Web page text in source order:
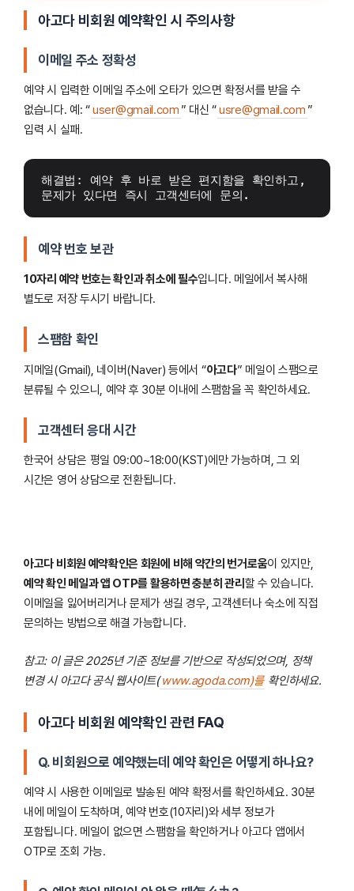
아고다 비회원 예약확인 시 주의사항
이메일 주소 정확성
예약 시 입력한 이메일 주소에 오타가 있으면 확정서를 받을 수
없습니다. 예: “user@gmail.com ” 대신 “usre@gmail.com ”
입력 시 실패.
해결법: 예약 후 바로 받은 편지함을 확인하고,
문제가 있다면 즉시 고객센터에 문의.
예약 번호 보관
10자리 예약 번호는 확인과 취소에 필수입니다. 메일에서 복사해
별도로 저장 두시기 바랍니다.
스팸함 확인
지메일(Gmail), 네이버(Naver) 등에서 “아고다” 메일이 스팸으로
분류될 수 있으니, 예약 후 30분 이내에 스팸함을 꼭 확인하세요.
고객센터 응대 시간
한국어 상담은 평일 09:00~18:00(KST)에만 가능하며, 그 외
시간은 영어 상담으로 전환됩니다.
아고다 비회원 예약확인은 회원에 비해 약간의 번거로움이 있지만,
예약 확인 메일과 앱 OTP를 활용하면 충분히 관리 할 수 있습니다.
이메일을 잃어버리거나 문제가 생길 경우, 고객센터나 숙소에 직접
문의하는 방법으로 해결 가능합니다.
참고: 이 글은 2025년 기준 정보를 기반으로 작성되었으며, 정책
변경 시 아고다 공식 웹사이트(www.agoda.com)를 확인하세요.
아고다 비회원 예약확인 관련 FAQ
Q. 비회원으로 예약했는데 예약 확인은 어떻게 하나요?
예약 시 사용한 이메일로 발송된 예약 확정서를 확인하세요. 30분
내에 메일이 도착하며, 예약 번호(10자리)와 세부 정보가
포함됩니다. 메일이 없으면 스팸함을 확인하거나 아고다 앱에서
OTP로 조회 가능.